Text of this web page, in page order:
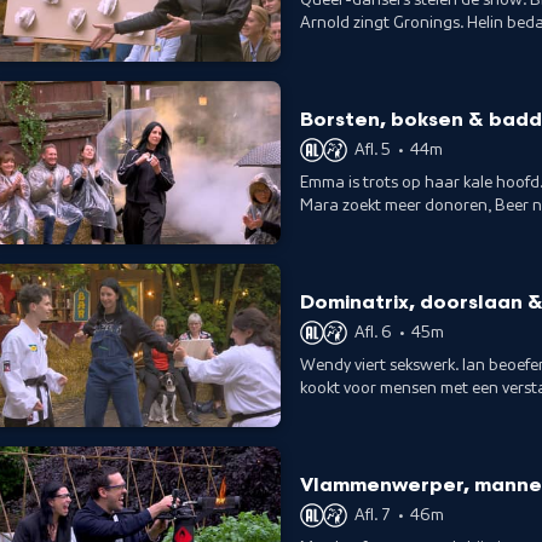
Arnold zingt Gronings. Helin
Borsten, boksen &
Afl. 5 • 44m
Emma is trots op haar kale
Mara zoekt meer donoren, Beer
Dominatrix, doorslaan
Afl. 6 • 45m
Wendy viert sekswerk. Ian
kookt voor mensen met een
Vlammenwerper,
Afl. 7 • 46m